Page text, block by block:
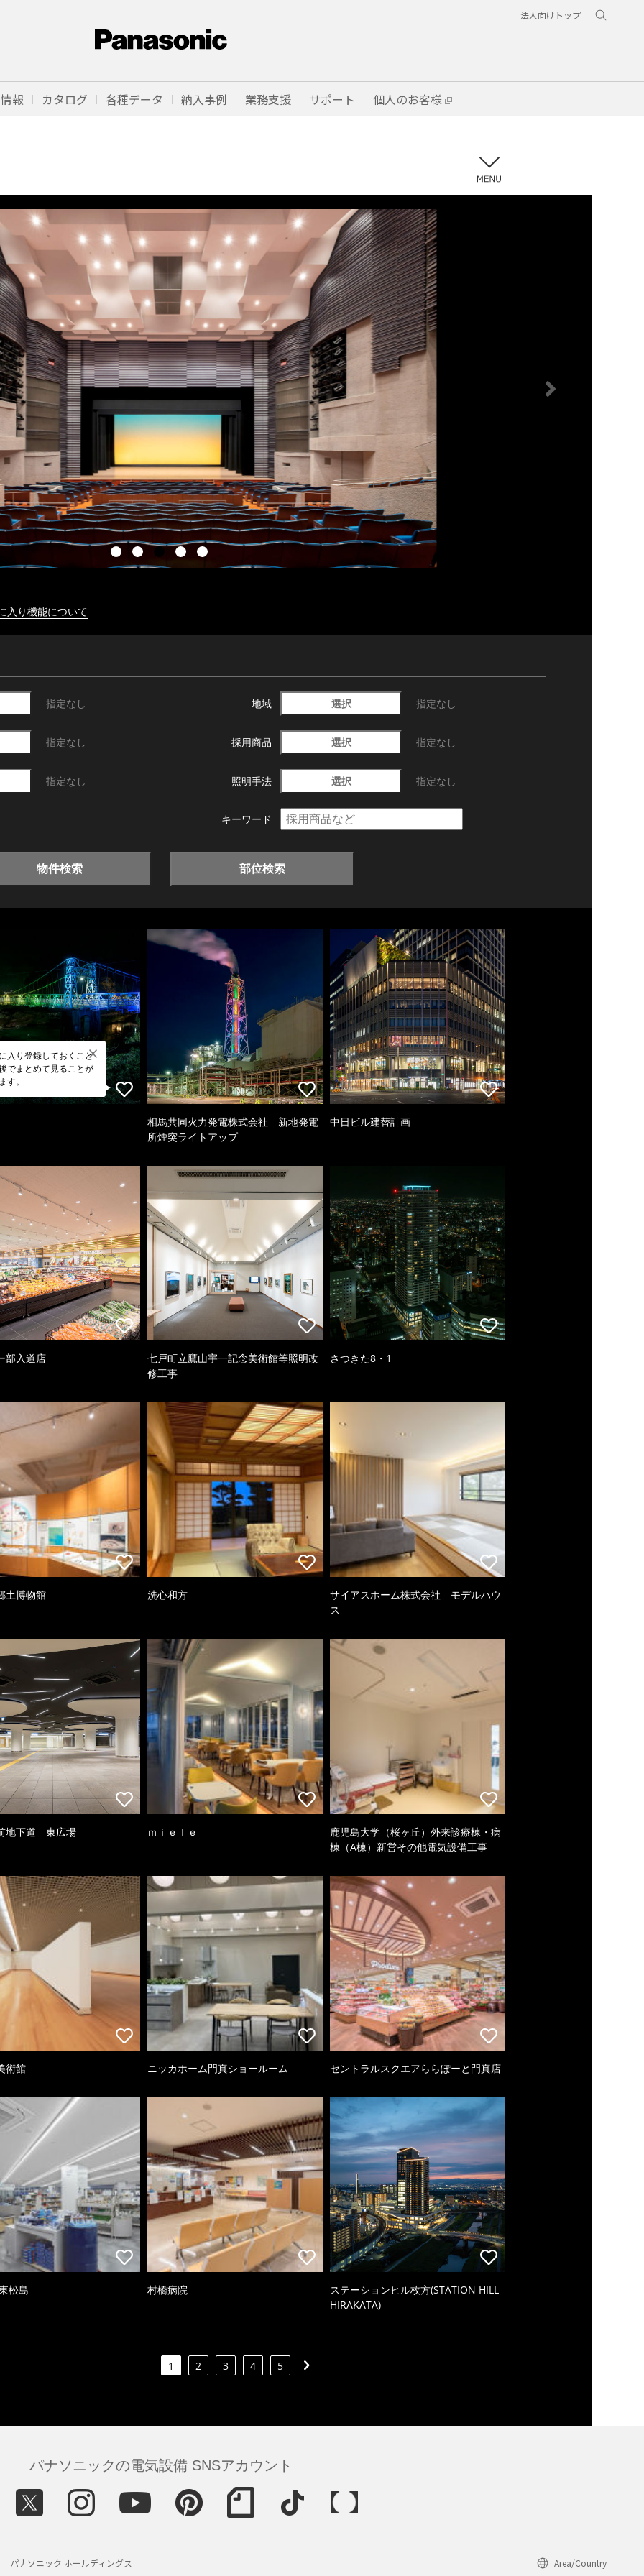
法人向けトップ
報 カタログ 各種データ 納入事例 業務支援 サポート 個人のお客様
入り機能について
指定なし 地域 選択 指定なし
指定なし 採用商品 選択 指定なし
指定なし 照明手法 選択 指定なし
キーワード
物件検索 部位検索
入り登録しておくこと
でまとめて見ることが
す。
相馬共同火力発電株式会社 新地発電
所煙突ライトアップ
中日ビル建替計画
部入道店
七戸町立鷹山宇一記念美術館等照明改
修工事
さつきた8・1
土博物館 洗心和方
サイアスホーム株式会社 モデルハウ
ス
地下道 東広場 ｍｉｅｌｅ
鹿児島大学（桜ヶ丘）外来診療棟・病
棟（A棟）新営その他電気設備工事
術館 ニッカホーム門真ショールーム セントラルスクエアららぽーと門真店
松島 村橋病院
ステーションヒル枚方(STATION HILL
HIRAKATA)
1 2 3 4 5
パナソニックの電気設備 SNSアカウント
パナソニック ホールディングス Area/Country